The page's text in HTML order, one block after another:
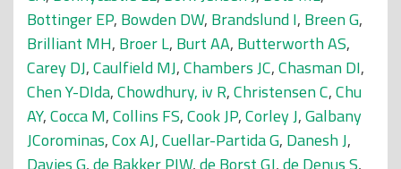
Bottinger EP, Bowden DW, Brandslund I, Breen G,
Brilliant MH, Broer L, Burt AA, Butterworth AS,
Carey DJ,Caulfield MJ,Chambers JC,Chasman DI,
Chen Y-DIda,Chowdhury, iv R,Christensen C,Chu
AY,Cocca M,Collins FS,Cook JP,Corley J,Galbany
JCorominas,Cox AJ,Cuellar-Partida G, Danesh J,
Davies G,de Bakker PIW,de Borst GJ,de Denus S,